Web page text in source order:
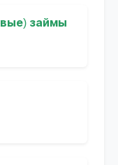
займы